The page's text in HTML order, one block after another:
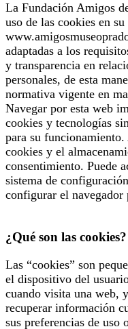
La Fundación Amigos
uso de las cookies en
adaptadas a los
y transparencia en
personales, de esta
normativa vigente en
Navegar por esta web
cookies y tecnologías
para su
cookies y el
consentimiento. Puede
sistema de
configurar el navegador
¿Qué son las cookies?
Las “cookies” son
el dispositivo del
cuando visita una web,
recuperar información
sus preferencias de uso